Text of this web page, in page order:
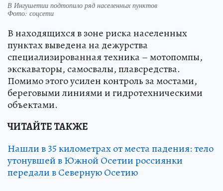
В Ингушетии подтопило ряд населенных пунктов
Фото: соцсети
В находящихся в зоне риска населенных
пунктах выведена на дежурства
специализированная техника – мотопомпы,
экскаваторы, самосвалы, плавсредства.
Помимо этого усилен контроль за мостами,
береговыми линиями и гидротехническими
объектами.
ЧИТАЙТЕ ТАКЖЕ
Нашли в 35 километрах от места падения: тело
утонувшей в Южной Осетии россиянки
передали в Северную Осетию